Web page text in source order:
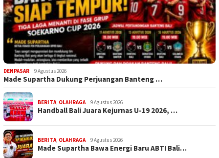
DENPASAR 9 Agustus 2026
Made Supartha Dukung Perjuangan Banteng …
BERITA OLAHRAGA 9 Agustus 2026
Handball Bali Juara Kejurnas U-19 2026, …
BERITA OLAHRAGA 9 Agustus 2026
Made Supartha Bawa Energi Baru ABTI Bali…